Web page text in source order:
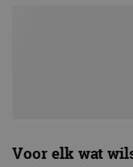
Voor elk wat